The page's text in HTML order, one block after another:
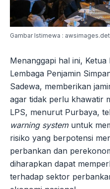
Gambar Istimewa :
Menanggapi hal ini,
Lembaga Penjamin
Sadewa, memberikan
agar tidak perlu khawatir
LPS, menurut Purbaya,
warning systemuntuk
risiko yang berpotensi
perbankan dan
diharapkan dapat
terhadap sektor